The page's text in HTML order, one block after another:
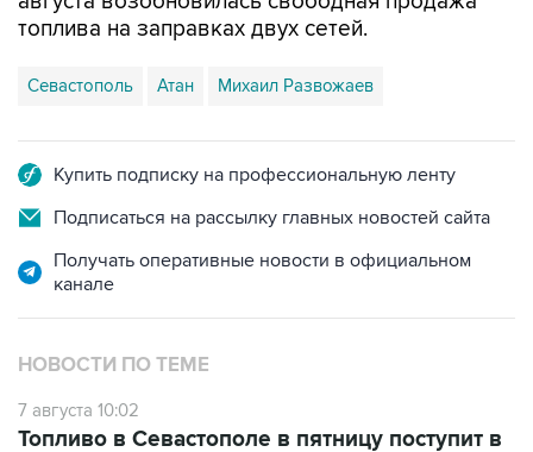
Севастополь Атан Михаил Развожаев
Подписаться на рассылку главных новостей сайта
Получать оперативные новости в официальном
НОВОСТИ ПО ТЕМЕ
7 августа 10:02
продажу на десять АЗС сети "Атан"